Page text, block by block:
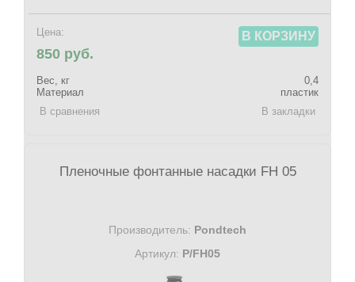
Цена:
850 руб.
В КОРЗИНУ
Вес, кг
0,4
Материал
пластик
В сравнения
В закладки
Пленочные фонтанные насадки FH 05
Производитель: Pondtech
Артикул: P/FH05